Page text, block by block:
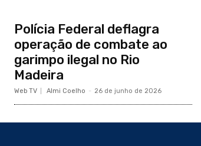
Polícia Federal deflagra
operação de combate ao
garimpo ilegal no Rio
Madeira
Web TV Almi Coelho - 26 de junho de 2026